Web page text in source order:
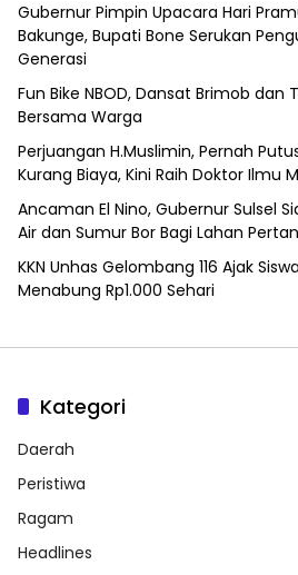
Gubernur Pimpin Upacara Hari
Bakunge, Bupati Bone Serukan
Generasi
Fun Bike NBOD, Dansat Brimob dan
Bersama Warga
Perjuangan H.Muslimin, Pernah
Kurang Biaya, Kini Raih Doktor Ilmu
Ancaman El Nino, Gubernur Sulsel
Air dan Sumur Bor Bagi Lahan
KKN Unhas Gelombang 116 Ajak
Menabung Rp1.000 Sehari
Kategori
Daerah
Peristiwa
Ragam
Headlines